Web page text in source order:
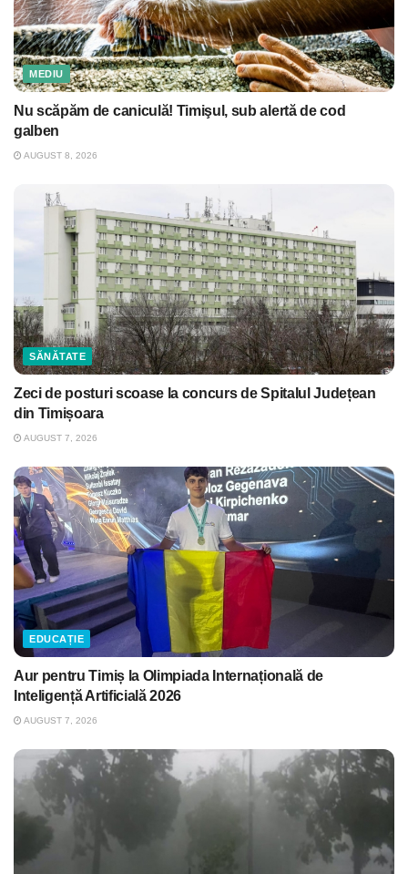
MEDIU
Nu scăpăm de caniculă! Timişul, sub alertă de cod
galben
AUGUST 8, 2026
SĂNĂTATE
Zeci de posturi scoase la concurs de Spitalul Județean
din Timișoara
AUGUST 7, 2026
EDUCAȚIE
Aur pentru Timiș la Olimpiada Internațională de
Inteligență Artificială 2026
AUGUST 7, 2026